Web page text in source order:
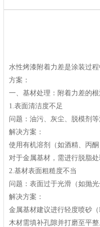
水性烤漆附着力差是涂装过
方案：
一、基材处理：附着力差的根
1.表面清洁度不足
问题：油污、灰尘、脱模剂
解决方案：
使用有机溶剂（如酒精、丙
对于金属基材，需进行脱脂处
2.基材表面粗糙度不当
问题：表面过于光滑（如抛
解决方案：
金属基材建议进行轻度喷砂（
木材需填补孔隙并打磨至平整